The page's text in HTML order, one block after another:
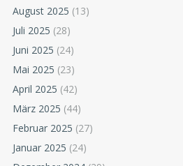
August 2025 (13)
Juli 2025 (28)
Juni 2025 (24)
Mai 2025 (23)
April 2025 (42)
März 2025 (44)
Februar 2025 (27)
Januar 2025 (24)